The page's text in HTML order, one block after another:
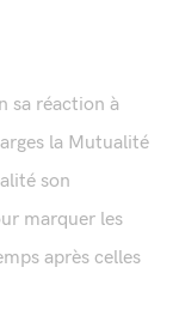
sa réaction à
la Mutualité
son
marquer les
après celles